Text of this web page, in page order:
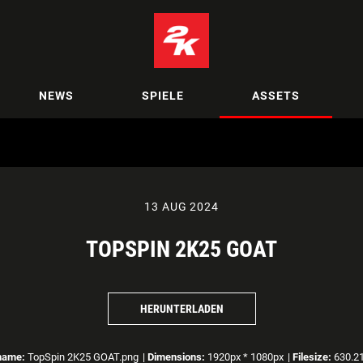
NEWS SPIELE ASSETS
13 AUG 2024
TOPSPIN 2K25 GOAT
HERUNTERLADEN
TopSpin 2K25 GOAT.png | Dimensions: 1920px * 1080px | Filesize: